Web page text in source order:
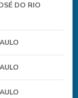
DO RIO